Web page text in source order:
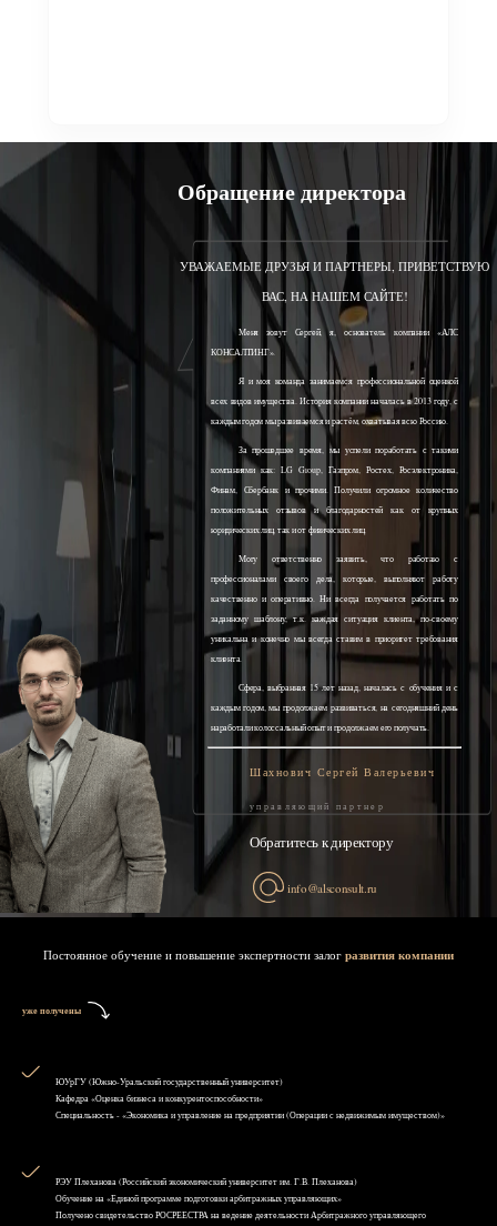
Обращение директора
УВАЖАЕМЫЕ ДРУЗЬЯ И ПАРТНЕРЫ, ПРИВЕТСТВУЮ
ВАС, НА НАШЕМ САЙТЕ!
Меня зовут Сергей, я, основатель компании «АЛС
КОНСАЛТИНГ».
Я и моя команда занимаемся профессиональной оценкой
всех видов имущества. История компании началась в 2013 году, с
каждым годом мы развиваемся и растём, охватывая всю Россию.
За прошедшее время, мы успели поработать с такими
компаниями как: LG Group, Газпром, Ростех, Росэлектроника,
Финам, Сбербанк и прочими. Получили огромное количество
положительных отзывов и благодарностей как от крупных
юридических лиц, так и от физических лиц.
Могу ответственно заявить, что работаю с
профессионалами своего дела, которые, выполняют работу
качественно и оперативно. Ни всегда получается работать по
заданному шаблону, т.к. каждая ситуация клиента, по-своему
уникальна и конечно мы всегда ставим в приоритет требования
клиента.
Сфера, выбранная 15 лет назад, началась с обучения и с
каждым годом, мы продолжаем развиваться, на сегодняшний день
наработали колоссальный опыт и продолжаем его получать.
Шахнович Сергей Валерьевич
управляющий партнер
Обратитесь к директору
info@alsconsult.ru
Постоянное обучение и повышение экспертности залог развития компании
уже получены
ЮУрГУ (Южно-Уральский государственный университет)
Кафедра «Оценка бизнеса и конкурентоспособности»
Специальность - «Экономика и управление на предприятии (Операции с недвижимым имуществом)»
РЭУ Плеханова (Российский экономический университет им. Г.В. Плеханова)
Обучение на «Единой программе подготовки арбитражных управляющих»
Получено свидетельство РОСРЕЕСТРА на ведение деятельности Арбитражного управляющего